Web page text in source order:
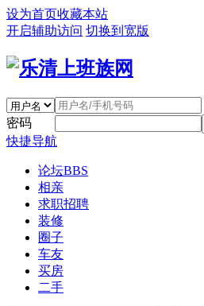
设为首页收藏本站
开启辅助访问 切换到宽版
密码
快捷导航
论坛BBS
相亲
求职招聘
装修
圈子
车友
买房
二手